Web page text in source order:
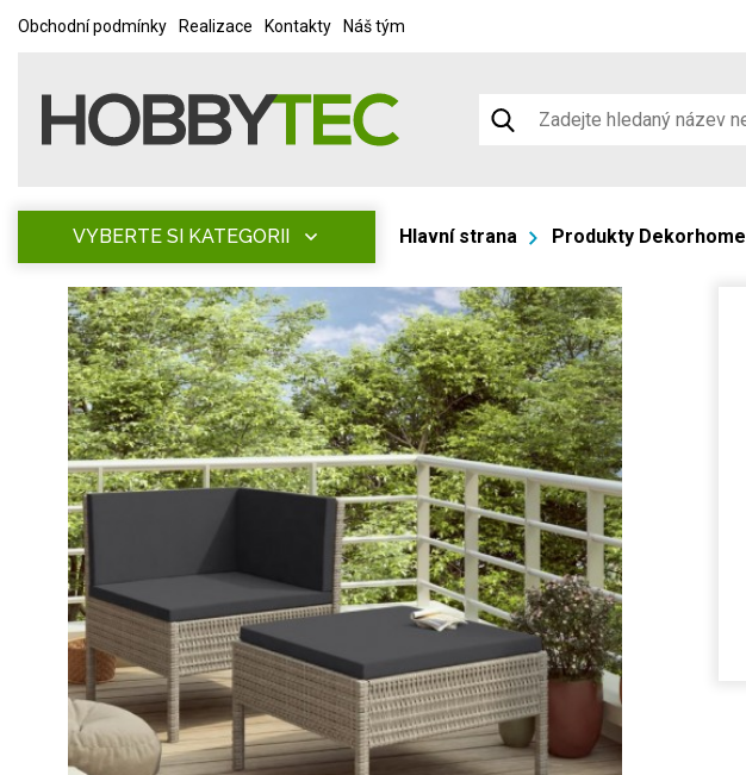
Obchodní podmínky Realizace Kontakty Náš tým
VYBERTE SI KATEGORII Hlavní strana Produkty Dekorhome